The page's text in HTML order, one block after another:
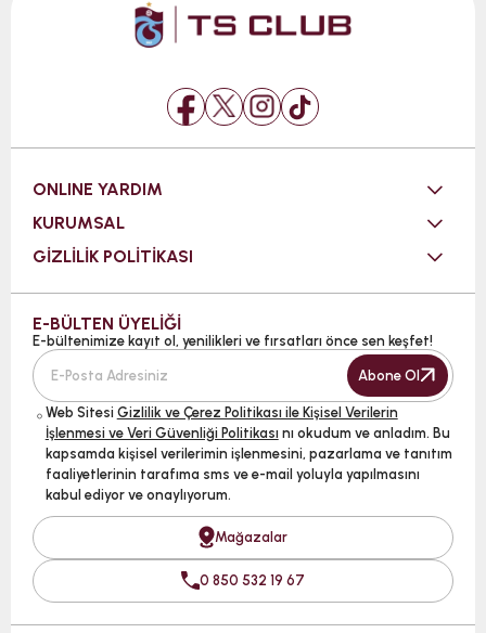
ONLINE YARDIM
KURUMSAL
GİZLİLİK POLİTİKASI
E-BÜLTEN ÜYELİĞİ
E-bültenimize kayıt ol, yenilikleri ve fırsatları önce sen keşfet!
Abone Ol
Web Sitesi Gizlilik ve Çerez Politikası ile Kişisel Verilerin
İşlenmesi ve Veri Güvenliği Politikası nı okudum ve anladım. Bu
kapsamda kişisel verilerimin işlenmesini, pazarlama ve tanıtım
faaliyetlerinin tarafıma sms ve e-mail yoluyla yapılmasını
kabul ediyor ve onaylıyorum.
Mağazalar
0 850 532 19 67